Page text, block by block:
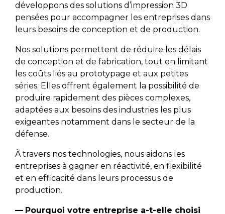
développons des solutions d’impression 3D
pensées pour accompagner les entreprises dans
leurs besoins de conception et de production.
Nos solutions permettent de réduire les délais
de conception et de fabrication, tout en limitant
les coûts liés au prototypage et aux petites
séries. Elles offrent également la possibilité de
produire rapidement des pièces complexes,
adaptées aux besoins des industries les plus
exigeantes notamment dans le secteur de la
défense.
À travers nos technologies, nous aidons les
entreprises à gagner en réactivité, en flexibilité
et en efficacité dans leurs processus de
production.
— Pourquoi votre entreprise a-t-elle choisi